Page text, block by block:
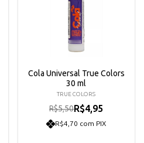
Cola Universal True Colors
30 ml
TRUE COLORS
R$5,50R$4,95
R$4,70 com PIX